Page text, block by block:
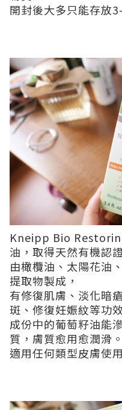
開封後大多只能存放
Kneipp Bio
油，取得天然有機認
由橄欖油、太陽花油
提取物製成，
有修復肌膚、淡化暗
斑、修復妊娠紋等功
成份中的葡萄籽油能
質，膚質愈用愈潤滑。
適用任何類型皮膚使